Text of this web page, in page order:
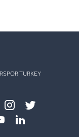
TURKEY
instagram
twitter